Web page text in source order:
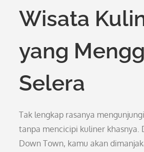
Wisata
yang
Selera
Tak lengkap rasanya
tanpa mencicipi kuliner khasnya.
Down Town, kamu akan